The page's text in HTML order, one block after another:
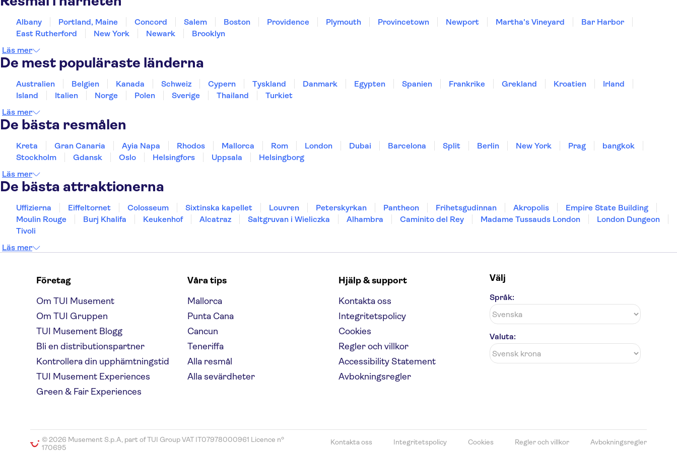
Albany Portland, Maine Concord Salem Boston Providence Plymouth Provincetown Newport Martha's Vineyard
Bar Harbor
East Rutherford
New York Newark
Brooklyn
Läs mer
De mest populäraste länderna
Australien Belgien Kanada Schweiz Cypern Tyskland Danmark Egypten Spanien Frankrike Grekland Kroatien
Irland
Island
Italien Norge Polen Sverige Thailand
Turkiet
Läs mer
De bästa resmålen
Kreta Gran Canaria Ayia Napa Rhodos Mallorca Rom London Dubai Barcelona Split Berlin New York Prag
bangkok
Stockholm
Gdansk Oslo Helsingfors Uppsala
Helsingborg
Läs mer
De bästa attraktionerna
Uffizierna Eiffeltornet Colosseum Sixtinska kapellet Louvren Peterskyrkan Pantheon Frihetsgudinnan Akropolis
Empire State Building
Moulin Rouge
Burj Khalifa Keukenhof Alcatraz Saltgruvan i Wieliczka Alhambra Caminito del Rey Madame Tussauds London
London Dungeon
Tivoli
Läs mer
Företag
Om TUI Musement
Om TUI Gruppen
TUI Musement Blogg
Bli en distributionspartner
Kontrollera din upphämtningstid
TUI Musement Experiences
Green & Fair Experiences
Våra tips
Mallorca
Punta Cana
Cancun
Teneriffa
Alla resmål
Alla sevärdheter
Hjälp & support
Kontakta oss
Integritetspolicy
Cookies
Regler och villkor
Accessibility Statement
Avbokningsregler
Välj
Språk:
Valuta:
© 2026 Musement S.p.A, part of TUI Group VAT IT07978000961 Licence nº
170695
Kontakta oss Integritetspolicy Cookies Regler och villkor Avbokningsregler